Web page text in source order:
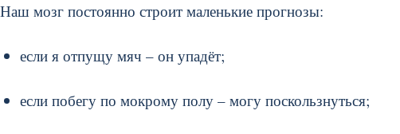
Наш мозг постоянно строит маленькие прогнозы:
если я отпущу мяч – он упадёт;
если побегу по мокрому полу – могу поскользнуться;